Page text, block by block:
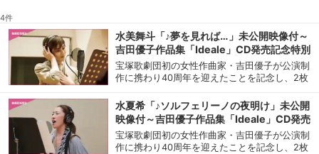
4件
水美舞斗「♪夢を見れば…」未公開映像付～
吉田優子作品集「Ideale」CD発売記念特別
番組より～
宝塚歌劇団初の女性作曲家・吉田優子が公演制
作に携わり40周年を迎えたことを記念し、2枚
タビューを収録した吉田優子作品集「Ideale」
CD発売記念特別番組より、水美舞斗の歌唱＆
インタビューシーンを未公開映像付でお届け！
水夏希「♪ソルフェリーノの夜明け」未公開
映像付～吉田優子作品集「Ideale」CD発売
記念特別番組より～
宝塚歌劇団初の女性作曲家・吉田優子が公演制
作に携わり40周年を迎えたことを記念し、2枚